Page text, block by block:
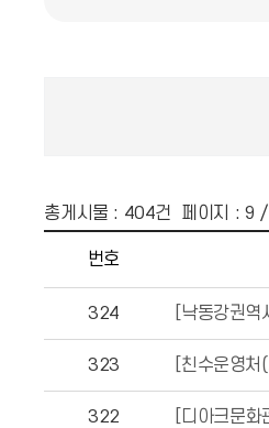
총게시물 : 404건 페이지 : 9 /
번호
324 [낙동강권
323 [친수운영
322 [디아크문